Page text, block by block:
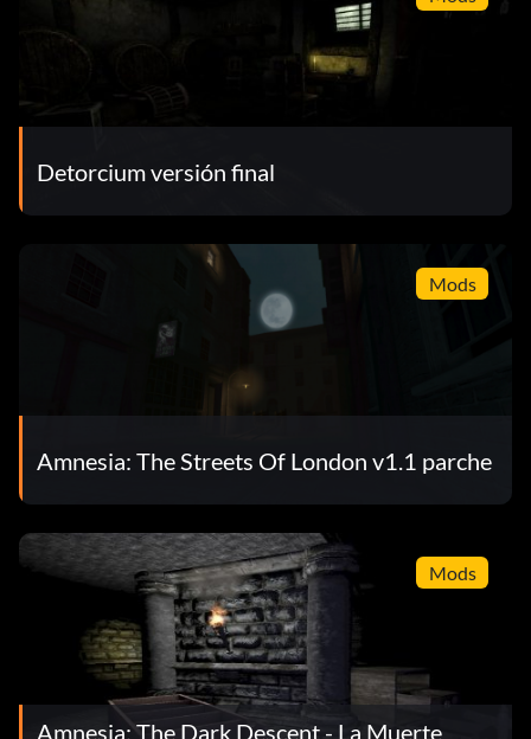
Detorcium versión final
Mods
Amnesia: The Streets Of London v1.1 parche
Mods
Amnesia: The Dark Descent - La Muerte